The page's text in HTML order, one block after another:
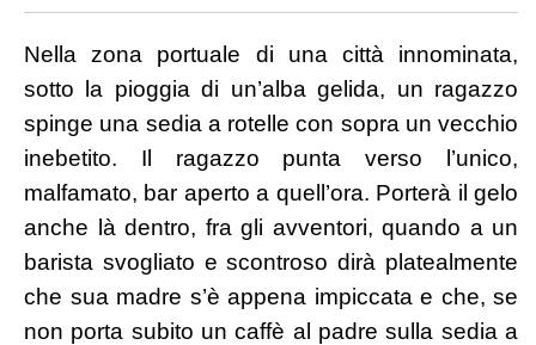
Nella zona portuale di una città innominata,
sotto la pioggia di un’alba gelida, un ragazzo
spinge una sedia a rotelle con sopra un vecchio
inebetito. Il ragazzo punta verso l’unico,
malfamato, bar aperto a quell’ora. Porterà il gelo
anche là dentro, fra gli avventori, quando a un
barista svogliato e scontroso dirà platealmente
che sua madre s’è appena impiccata e che, se
non porta subito un caffè al padre sulla sedia a